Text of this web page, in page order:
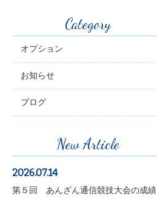
Category
オプション
お知らせ
ブログ
New Article
2026.07.14
第５回 あんざん通信競技大会の成績